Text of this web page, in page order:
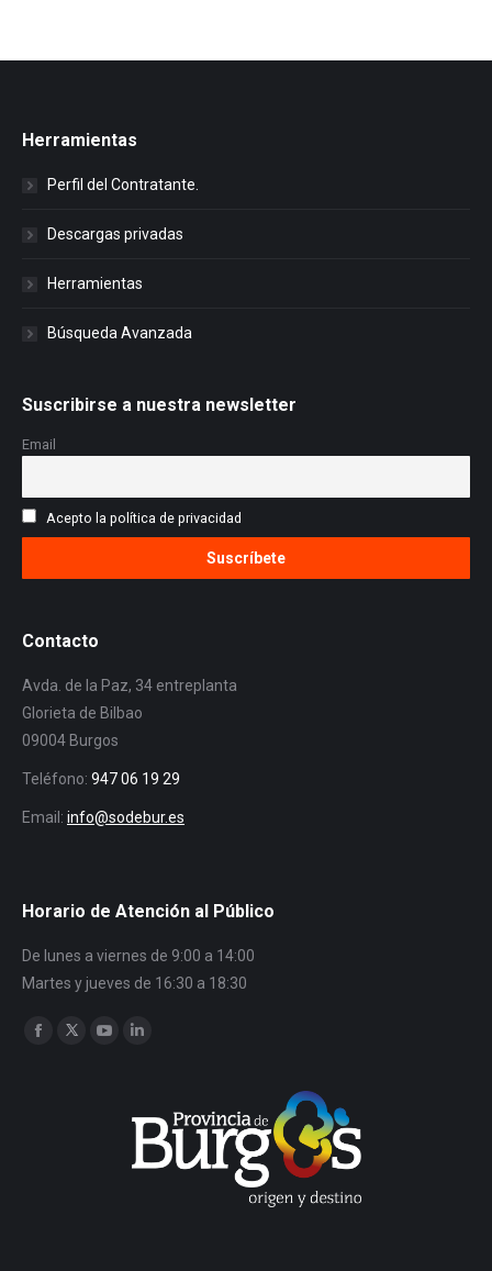
Herramientas
Perfil del Contratante.
Descargas privadas
Herramientas
Búsqueda Avanzada
Suscribirse a nuestra newsletter
Email
Acepto la política de privacidad
Contacto
Avda. de la Paz, 34 entreplanta
Glorieta de Bilbao
09004 Burgos
Teléfono: 947 06 19 29
Email: info@sodebur.es
Horario de Atención al Público
De lunes a viernes de 9:00 a 14:00
Martes y jueves de 16:30 a 18:30
Encuéntranos en:
Facebook